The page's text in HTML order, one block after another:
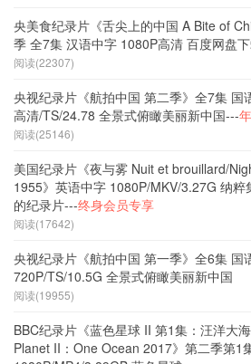
央美食纪录片《舌尖上的中国 A Bite of
季 全7集 汉语中字 1080P高清 百度网盘
阅读(22307)
央视纪录片《航拍中国 第二季》全7集 国
高清/TS/24.78 全景式俯瞰美丽新中国---
阅读(25146)
美国纪录片《夜与雾 Nuit et brouillard/
1955》英语中字 1080P/MKV/3.27G 纳粹
的纪录片---终身会员专享
阅读(17642)
央视纪录片《航拍中国 第一季》全6集 国
720P/TS/10.5G 全景式俯瞰美丽新中国
阅读(19955)
BBC纪录片《蓝色星球 II 第1集：汪洋大
Planet II：One Ocean 2017》第二季第1